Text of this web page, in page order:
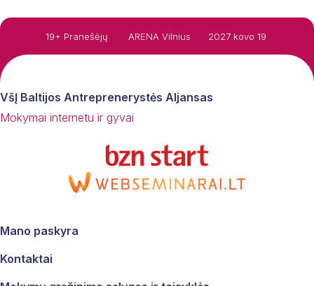
19+ Pranešėjų ARENA Vilnius 2027 kovo 19
VšĮ Baltijos Antreprenerystės Aljansas
Mokymai internetu ir gyvai
Mano paskyra
Kontaktai